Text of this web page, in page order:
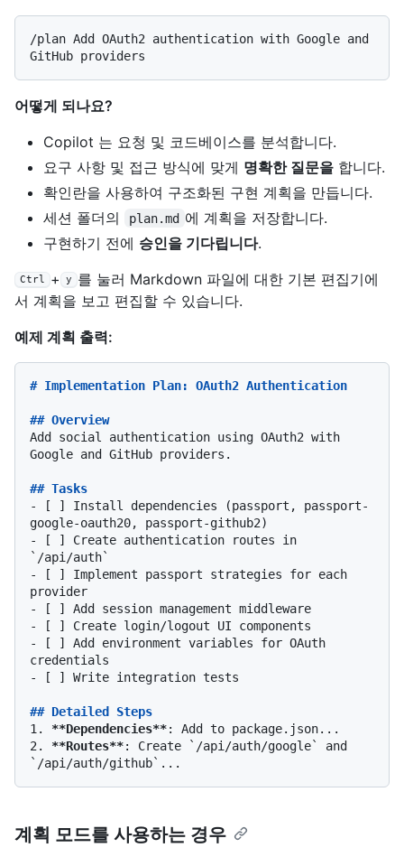
/plan Add OAuth2 authentication with Google and
어떻게 되나요?
Copilot 는 요청 및 코드베이스를 분석합니다.
요구 사항 및 접근 방식에 맞게 명확한 질문을 합니다.
확인란을 사용하여 구조화된 구현 계획을 만듭니다.
세션 폴더의
plan.md 에 계획을 저장합니다.
구현하기 전에 승인을 기다립니다.
Ctrl + y
를 눌러 Markdown 파일에 대한 기본 편집기에
서 계획을 보고 편집할 수 있습니다.
예제 계획 출력:
# Implementation Plan: OAuth2 Authentication
## Overview
Add social authentication using OAuth2 with
Google and GitHub providers.
## Tasks
-
[ ] Install dependencies (passport, passport-
-
`/api/auth`
-
[ ] Implement passport strategies for each
-
-
-
[ ] Add environment variables for OAuth
-
[ ] Write integration tests
## Detailed Steps
1.
**Dependencies**
2.
**Routes**: Create `/api/auth/google`
`/api/auth/github`
계획 모드를 사용하는 경우